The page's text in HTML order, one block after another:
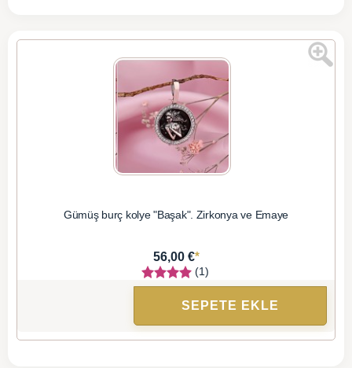
Gümüş burç kolye "Başak". Zirkonya ve Emaye
56,00 €*
(1)
SEPETE EKLE